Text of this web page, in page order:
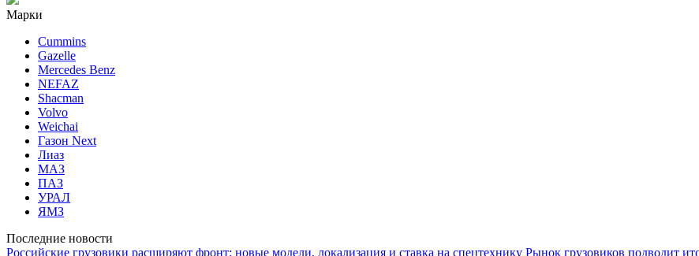
Марки
Cummins
Gazelle
Mercedes Benz
NEFAZ
Shacman
Volvo
Weichai
Газон Next
Лиаз
МАЗ
ПАЗ
УРАЛ
ЯМЗ
Последние новости
Российские грузовики расширяют фронт: новые модели, локализация и ставка на спецтехнику Рынок грузовиков подводит